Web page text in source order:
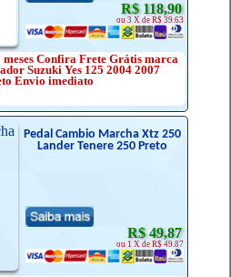
R$ 118,90
ou 3 X de R$ 39.63
Confira Frete Grátis marca
Suzuki Yes 125 2004 2007
Envio imediato
Pedal Cambio Marcha Xtz 250
Lander Tenere 250 Preto
R$ 49,87
ou 1 X de R$ 49.87